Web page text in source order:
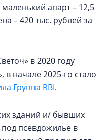
апарт – 12,5
– 420 тыс. рублей за
в 2020 году
начале 2025-го стало
Группа RBI.
зданий и/ бывших
псевдожилье в